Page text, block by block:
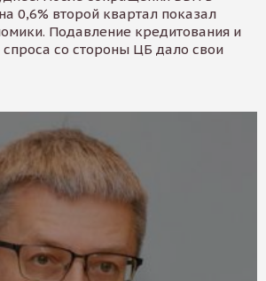
0,6% второй квартал показал
Подавление кредитования и
спроса со стороны ЦБ дало свои